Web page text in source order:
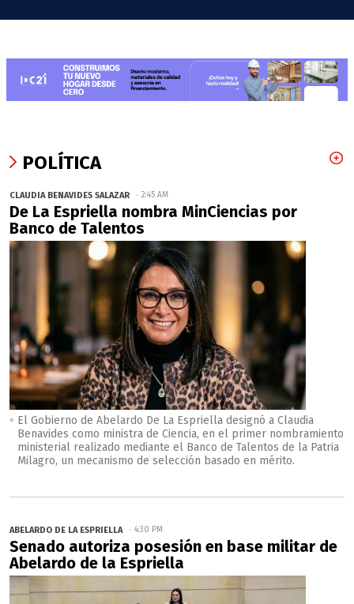
POLÍTICA
CLAUDIA BENAVIDES SALAZAR 2:45 AM
De La Espriella nombra MinCiencias por
Banco de Talentos
El Gobierno de Abelardo De La Espriella designó a Claudia
Benavides como ministra de Ciencia, en el primer nombramiento
ministerial realizado mediante el Banco de Talentos de la Patria
Milagro, un mecanismo de selección basado en mérito.
ABELARDO DE LA ESPRIELLA 4:30 PM
Senado autoriza posesión en base militar de
Abelardo de la Espriella